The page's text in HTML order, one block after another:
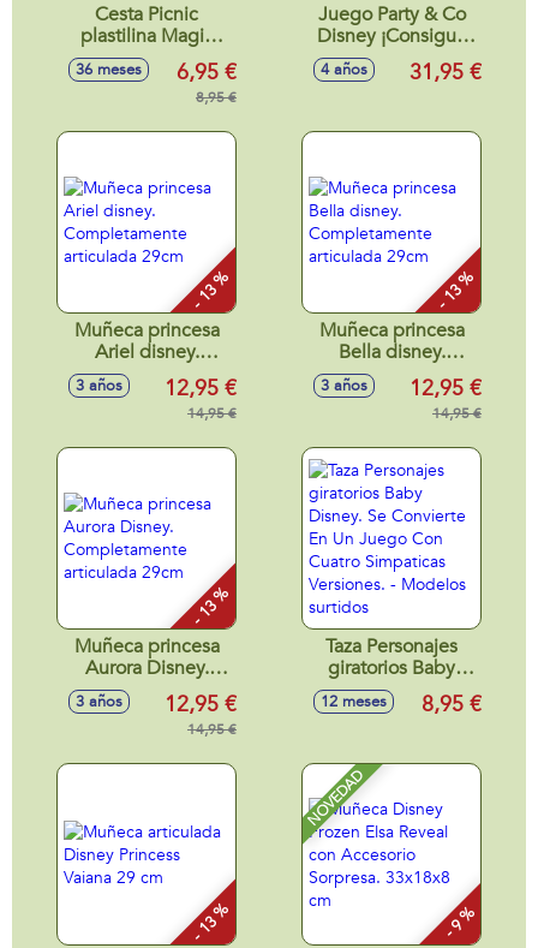
Cesta Picnic
plastilina Magic
Dough con
accesorios
20x10x12cm -
36 meses 6,95 €
8,95 €
Juego Party & Co
Disney ¡Consigue
el trofeo de Mickey
y gana!
4 años 31,95 €
- 13 %
Muñeca princesa
Ariel disney.
Completamente
articulada 29cm
3 años 12,95 €
14,95 €
- 13 %
Muñeca princesa
Bella disney.
Completamente
articulada 29cm
3 años 12,95 €
14,95 €
- 13 %
Muñeca princesa
Aurora Disney.
Completamente
articulada 29cm
3 años 12,95 €
14,95 €
Taza Personajes
giratorios Baby
Disney. Se
Convierte En Un
Versiones. -
Modelos surtidos
12 meses 8,95 €
- 13 %
NOVEDAD
- 9 %